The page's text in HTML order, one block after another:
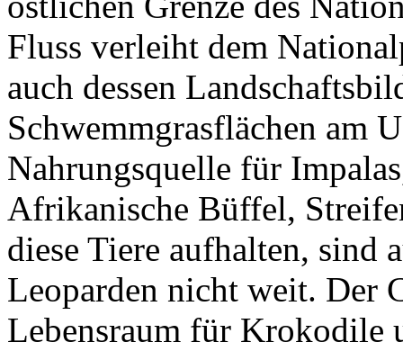
Fluss verleiht dem
auch dessen
Schwemmgrasflächen am
Nahrungsquelle für
Afrikanische Büffel,
diese Tiere aufhalten, sind
Leoparden nicht weit. Der
Lebensraum für Krokodile